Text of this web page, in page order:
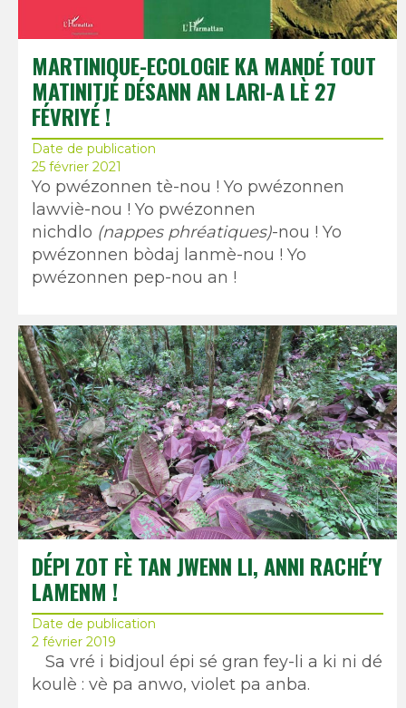
MARTINIQUE-ECOLOGIE KA MANDÉ TOUT
MATINITJÉ DÉSANN AN LARI-A LÈ 27
FÉVRIYÉ !
Date de publication
25 février 2021
Yo pwézonnen tè-nou ! Yo pwézonnen
lawviè-nou ! Yo pwézonnen
nichdlo (nappes phréatiques)-nou ! Yo
pwézonnen bòdaj lanmè-nou ! Yo
pwézonnen pep-nou an !
DÉPI ZOT FÈ TAN JWENN LI, ANNI RACHÉ'Y
LAMENM !
Date de publication
2 février 2019
Sa vré i bidjoul épi sé gran fey-li a ki ni dé
koulè : vè pa anwo, violet pa anba.